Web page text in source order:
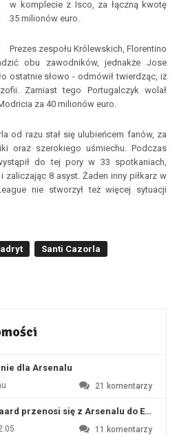
w komplecie z Isco, za łączną kwotę
35 milionów euro.
Prezes zespołu Królewskich, Florentino
obu zawodników, jednakże Jose
ostatnie słowo - odmówił twierdząc, iż
Zamiast tego Portugalczyk wolał
za 40 milionów euro.
od razu stał się ulubieńcem fanów, za
oraz szerokiego uśmiechu. Podczas
do tej pory w 33 spotkaniach,
8 asyst. Żaden inny piłkarz w
nie stworzył też więcej sytuacji
Santi Cazorla
dla Arsenalu
21 komentarzy
przenosi się z Arsenalu do
11 komentarzy